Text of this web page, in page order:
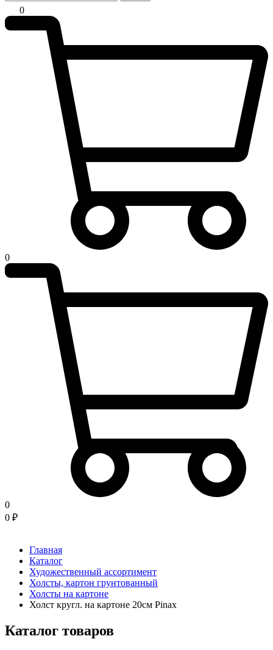
0
0
0
0 ₽
Главная
Каталог
Художественный ассортимент
Холсты, картон грунтованный
Холсты на картоне
Холст кругл. на картоне 20см Pinax
Каталог товаров